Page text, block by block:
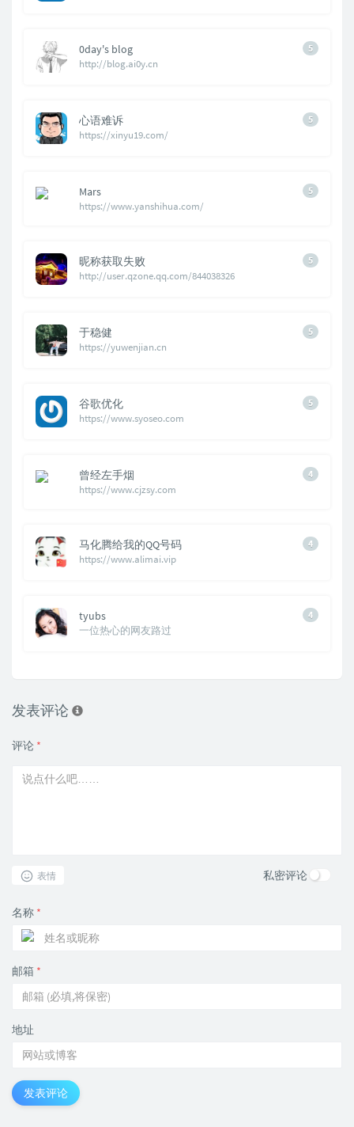
5
0day's blog
http://blog.ai0y.cn
5
心语难诉
https://xinyu19.com/
5
Mars
https://www.yanshihua.com/
5
昵称获取失败
http://user.qzone.qq.com/844038326
5
于稳健
https://yuwenjian.cn
5
谷歌优化
https://www.syoseo.com
4
曾经左手烟
https://www.cjzsy.com
4
马化腾给我的QQ号码
https://www.alimai.vip
4
tyubs
一位热心的网友路过
发表评论
评论 *
表情 私密评论
名称 *
邮箱 *
地址
发表评论